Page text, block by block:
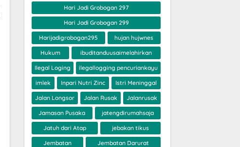
Hari Jadi Grobogan 297
Hari Jadi Grobogan 299
Harijadigrobogan295 hujan hujwnes
Hukum ibuditanduusaimelahirkan
Ilegal Loging ilegallogging pencuriankayu
imlek Inpari Nutri Zinc Istri Meninggal
Jalan Longsor Jalan Rusak Jalanrusak
Jamasan Pusaka jatengdirumahsaja
Jatuh dari Atap jebakan tikus
Jembatan Jembatan Darurat